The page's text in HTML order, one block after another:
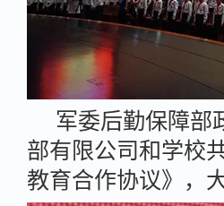
军委后勤保障部
部有限公司和学校
教育合作协议》，